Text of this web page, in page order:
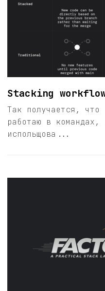
Stacking
Так получается, что
работаю в командах,
испольщова...